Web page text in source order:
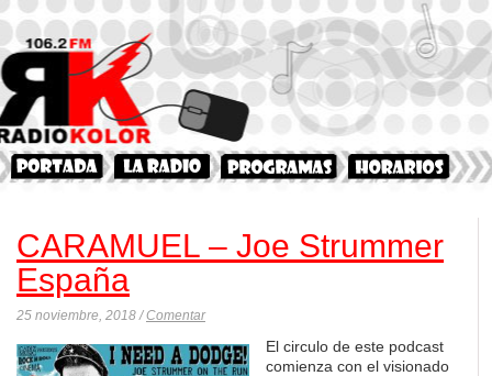
CARAMUEL – Joe Strummer
España
25 noviembre, 2018 /Comentar
El circulo de este podcast
comienza con el visionado